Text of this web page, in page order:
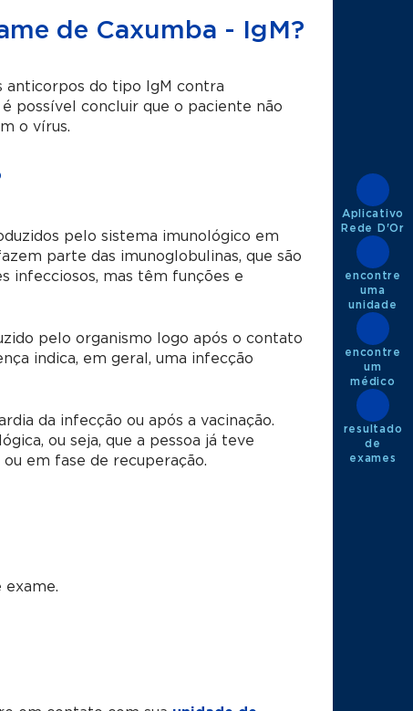
de Caxumba - IgM?
anticorpos do tipo IgM contra
possível concluir que o paciente não
o vírus.
pelo sistema imunológico em
parte das imunoglobulinas, que são
infecciosos, mas têm funções e
pelo organismo logo após o contato
indica, em geral, uma infecção
da infecção ou após a vacinação.
ou seja, que a pessoa já teve
em fase de recuperação.
exame.
Aplicativo
Rede D'Or
encontre
uma
unidade
encontre
um
médico
resultado
de
exames